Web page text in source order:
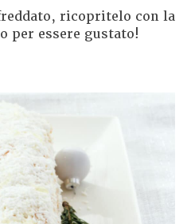
ricopritelo con la
per essere gustato!